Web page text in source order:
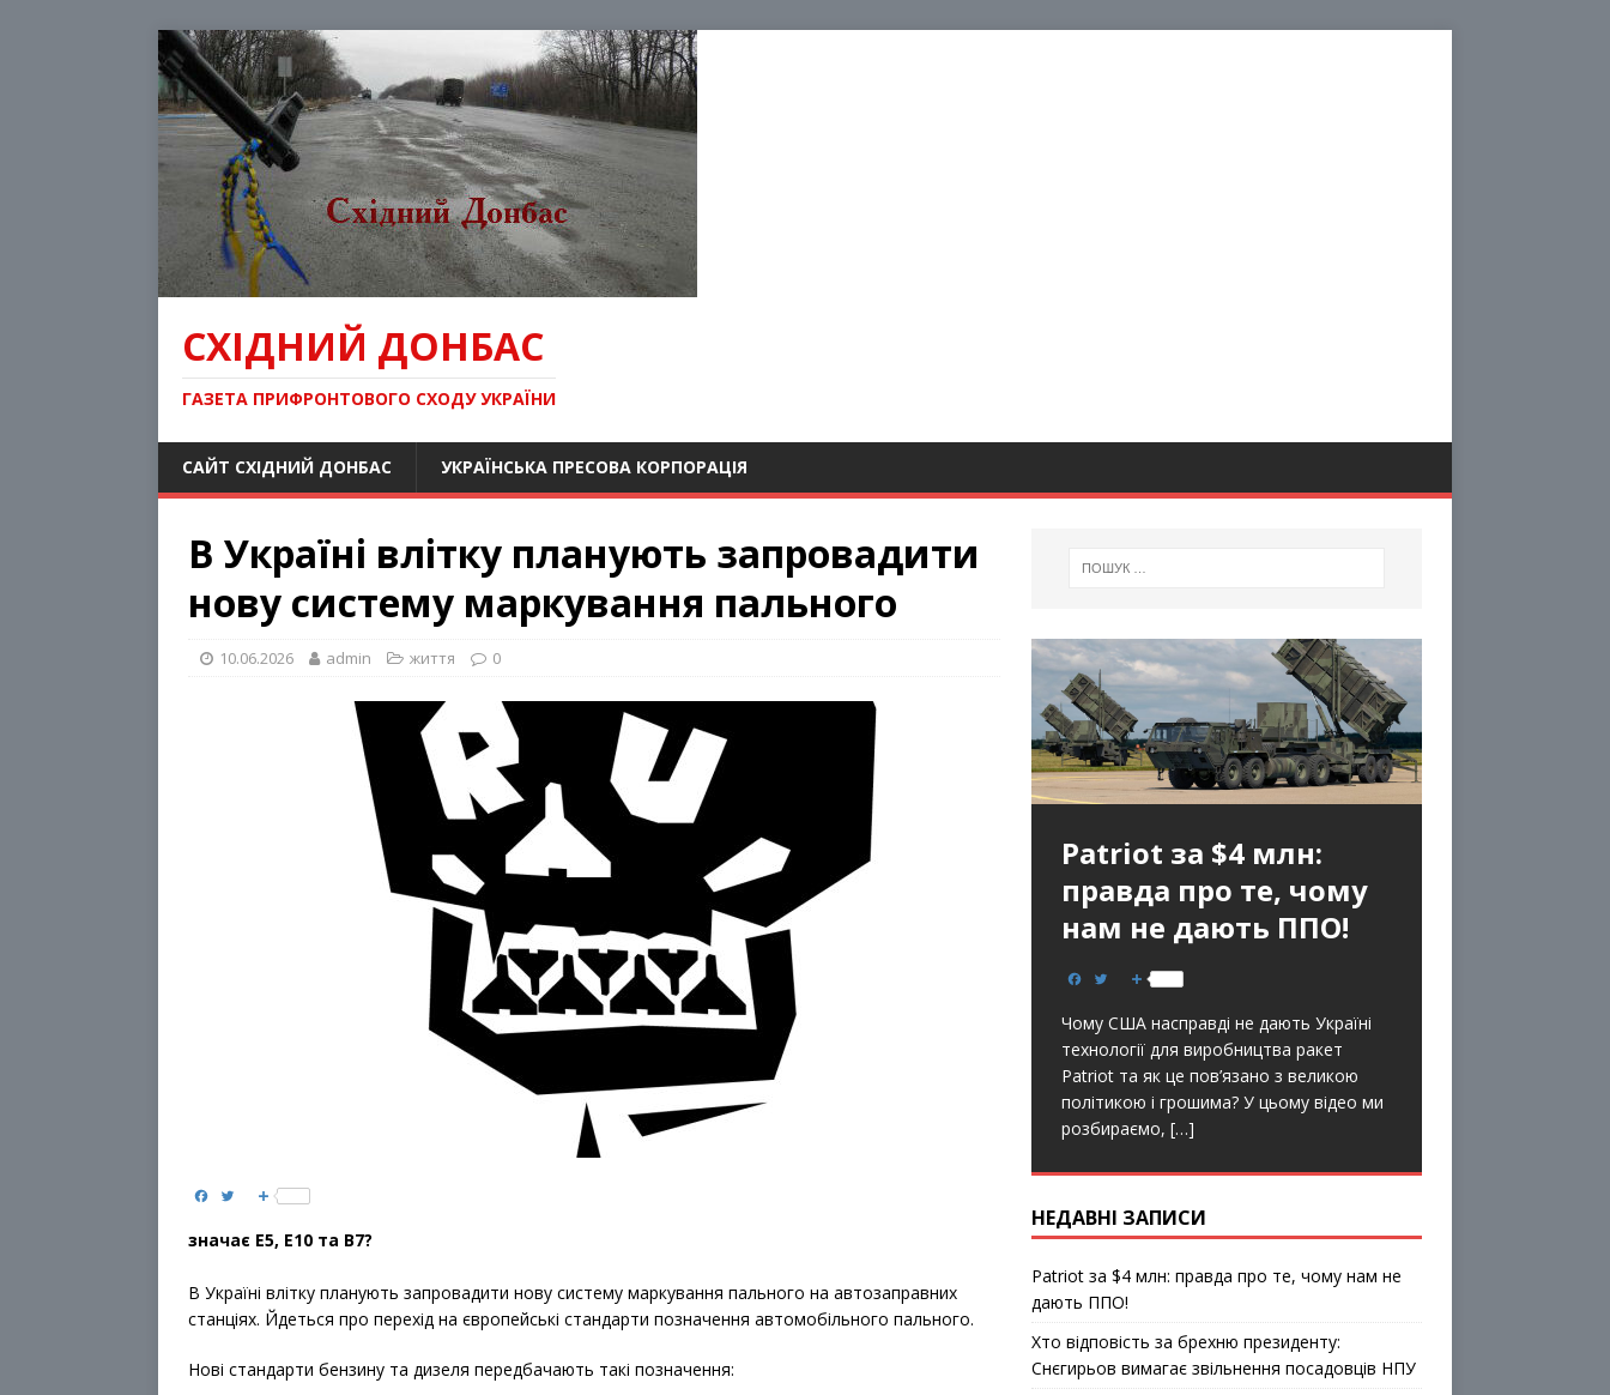
СХІДНИЙ ДОНБАС
ГАЗЕТА ПРИФРОНТОВОГО СХОДУ УКРАЇНИ
САЙТ СХІДНИЙ ДОНБАС УКРАЇНСЬКА ПРЕСОВА КОРПОРАЦІЯ
В Україні влітку планують запровадити
нову систему маркування пального
10.06.2026 admin життя 0
e
o
k
t
r
S
h
a
r
значає E5, E10 та B7?
В Україні влітку планують запровадити нову систему маркування пального на автозаправних
станціях. Йдеться про перехід на європейські стандарти позначення автомобільного пального.
Нові стандарти бензину та дизеля передбачають такі позначення:
Patriot за $4 млн:
правда про те, чому
нам не дають ППО!
e
b
o
o
k
i
t
t
e
r
S
h
r
e
Чому США насправді не дають Україні
технології для виробництва ракет
Patriot та як це пов’язано з великою
політикою і грошима? У цьому відео ми
розбираємо, […]
НЕДАВНІ ЗАПИСИ
Patriot за $4 млн: правда про те, чому нам не
дають ППО!
Хто відповість за брехню президенту:
Снєгирьов вимагає звільнення посадовців НПУ